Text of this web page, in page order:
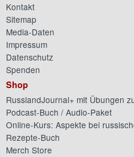
Kontakt
Sitemap
Media-Daten
Impressum
Datenschutz
Spenden
Shop
RusslandJournal+ mit Übungen
Podcast-Buch / Audio-Paket
Online-Kurs: Aspekte bei
Rezepte-Buch
Merch Store